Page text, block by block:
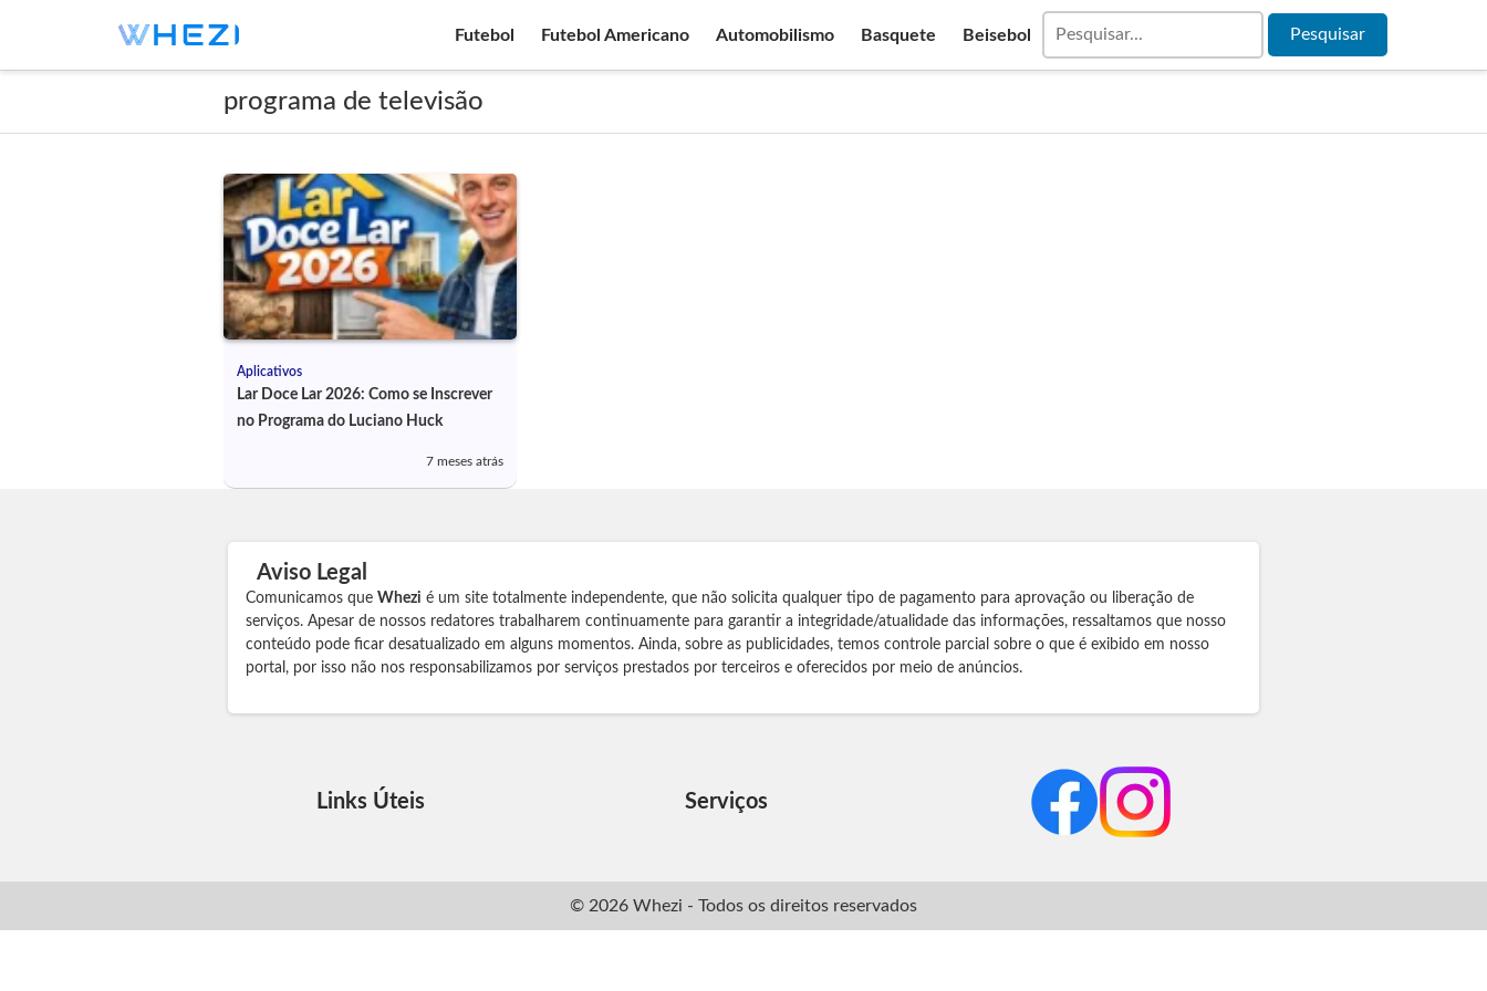
Futebol Futebol Americano Automobilismo Basquete Beisebol
programa de televisão
Aplicativos
Lar Doce Lar 2026: Como se Inscrever
no Programa do Luciano Huck
7 meses atrás
Aviso Legal
Comunicamos que Whezi é um site totalmente independente, que não solicita qualquer tipo de pagamento para aprovação ou liberação de
serviços. Apesar de nossos redatores trabalharem continuamente para garantir a integridade/atualidade das informações, ressaltamos que nosso
conteúdo pode ficar desatualizado em alguns momentos. Ainda, sobre as publicidades, temos controle parcial sobre o que é exibido em nosso
portal, por isso não nos responsabilizamos por serviços prestados por terceiros e oferecidos por meio de anúncios.
Links Úteis Serviços
© 2026 Whezi - Todos os direitos reservados